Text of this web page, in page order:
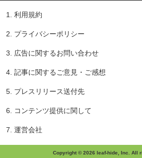
1. 利用規約
2. プライバシーポリシー
3. 広告に関するお問い合わせ
4. 記事に関するご意見・ご感想
5. プレスリリース送付先
6. コンテンツ提供に関して
7. 運営会社
Copyright © 2026 leaf-hide, Inc. All